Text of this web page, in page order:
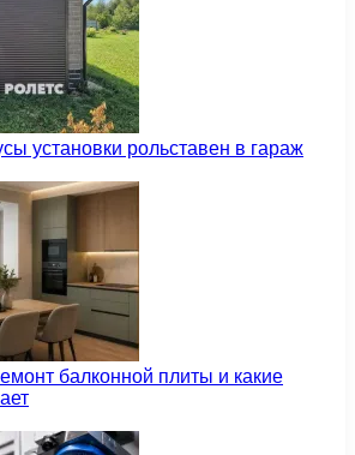
установки рольставен в гараж
балконной плиты и какие